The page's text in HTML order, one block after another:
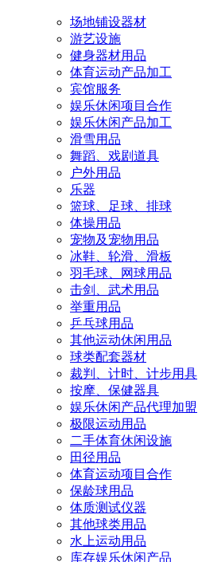
场地铺设器材
游艺设施
健身器材用品
体育运动产品加工
宾馆服务
娱乐休闲项目合作
娱乐休闲产品加工
滑雪用品
舞蹈、戏剧道具
户外用品
乐器
篮球、足球、排球
体操用品
宠物及宠物用品
冰鞋、轮滑、滑板
羽毛球、网球用品
击剑、武术用品
举重用品
乒乓球用品
其他运动休闲用品
球类配套器材
裁判、计时、计步用具
按摩、保健器具
娱乐休闲产品代理加盟
极限运动用品
二手体育休闲设施
田径用品
体育运动项目合作
保龄球用品
体质测试仪器
其他球类用品
水上运动用品
库存娱乐休闲产品